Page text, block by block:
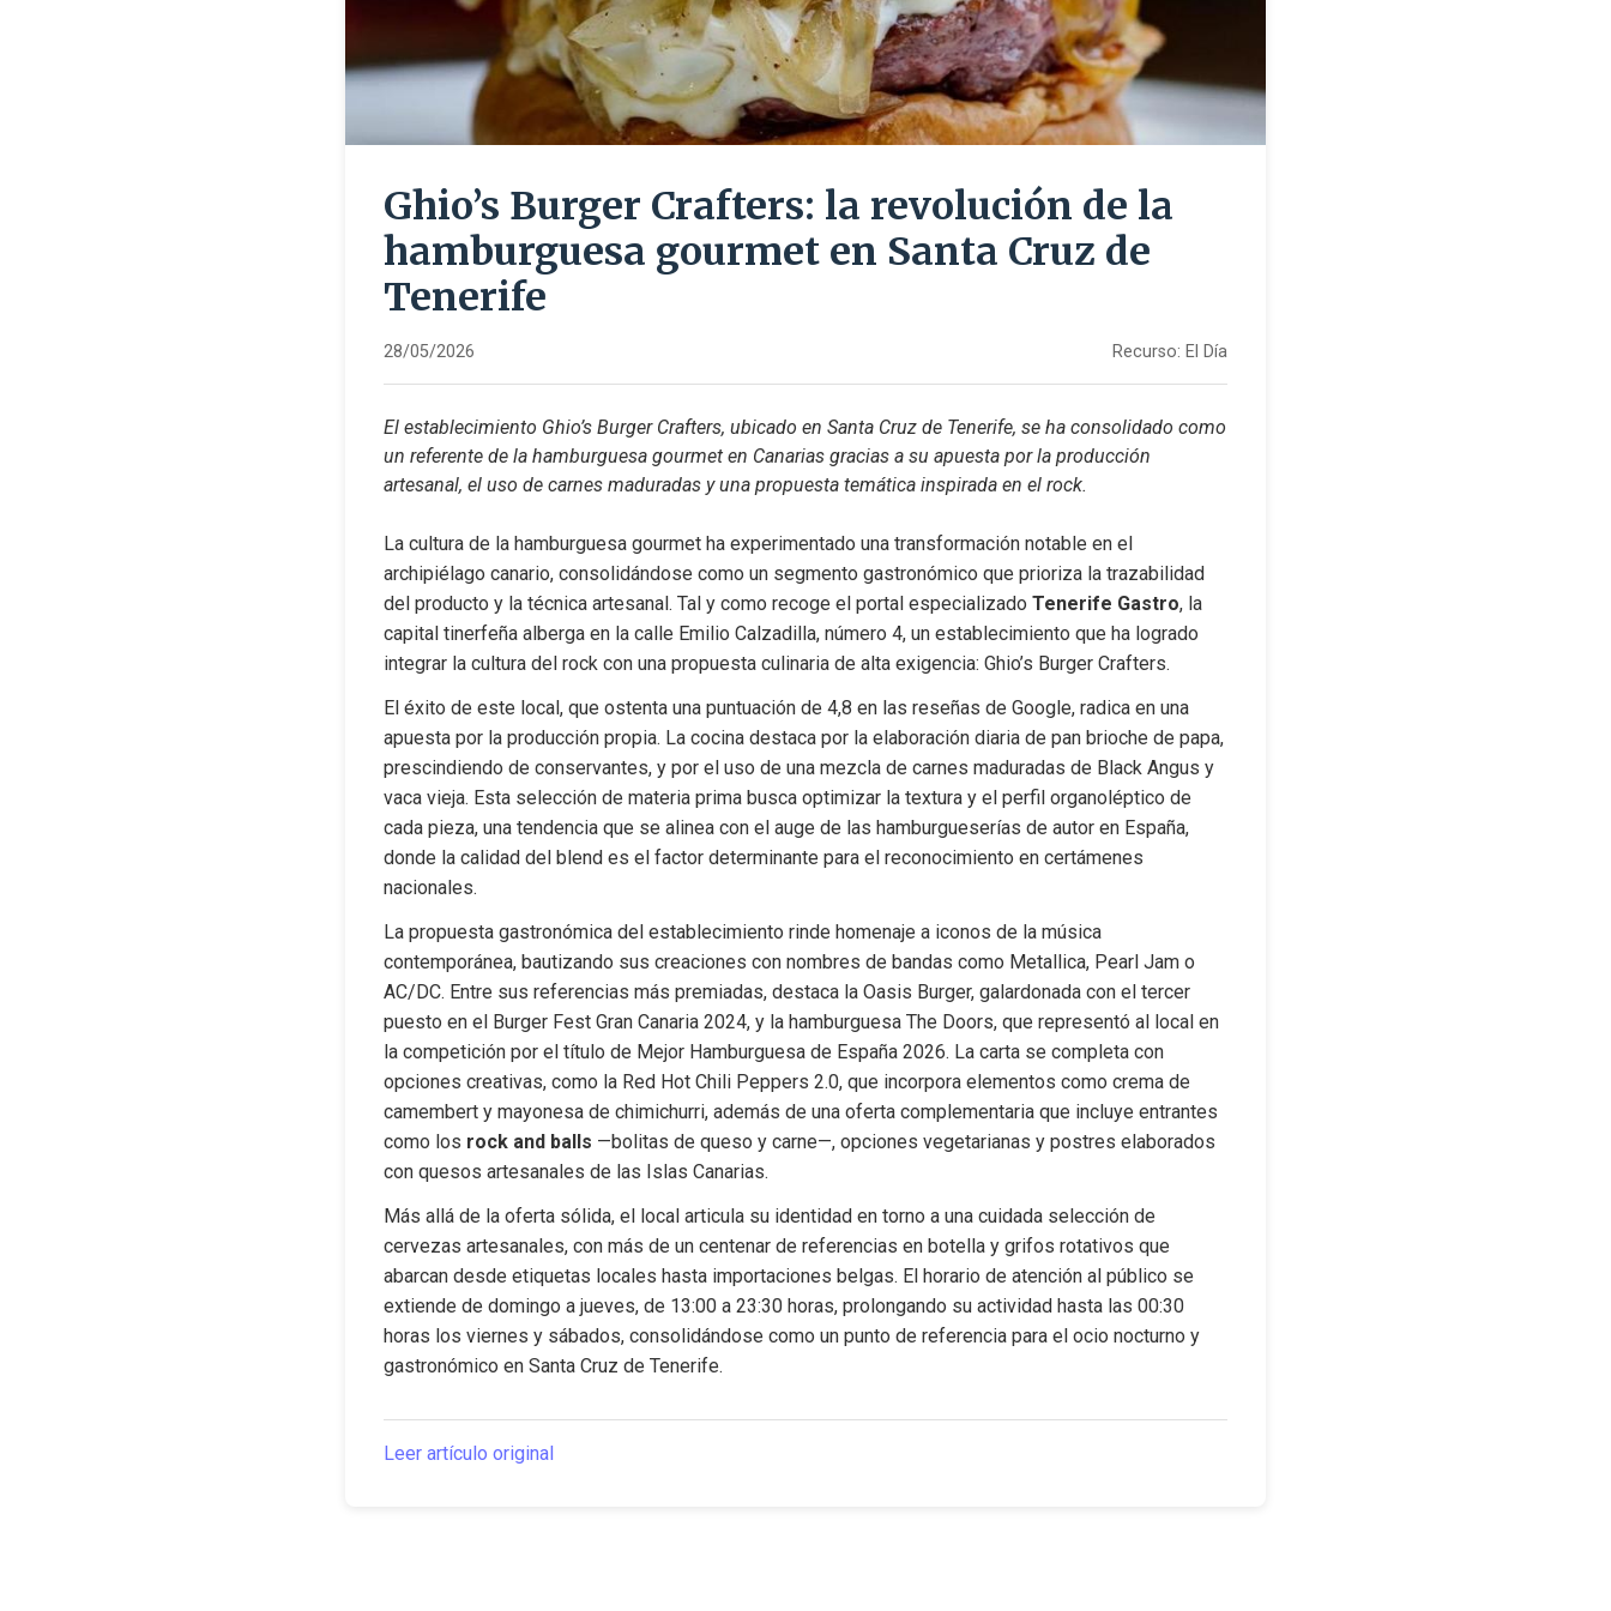
Ghio’s Burger Crafters: la revolución de la
hamburguesa gourmet en Santa Cruz de
Tenerife
28/05/2026 Recurso: El Día
El establecimiento Ghio’s Burger Crafters, ubicado en Santa Cruz de Tenerife, se ha consolidado como
un referente de la hamburguesa gourmet en Canarias gracias a su apuesta por la producción
artesanal, el uso de carnes maduradas y una propuesta temática inspirada en el rock.
La cultura de la hamburguesa gourmet ha experimentado una transformación notable en el
archipiélago canario, consolidándose como un segmento gastronómico que prioriza la trazabilidad
del producto y la técnica artesanal. Tal y como recoge el portal especializado Tenerife Gastro, la
capital tinerfeña alberga en la calle Emilio Calzadilla, número 4, un establecimiento que ha logrado
integrar la cultura del rock con una propuesta culinaria de alta exigencia: Ghio’s Burger Crafters.
El éxito de este local, que ostenta una puntuación de 4,8 en las reseñas de Google, radica en una
apuesta por la producción propia. La cocina destaca por la elaboración diaria de pan brioche de papa,
prescindiendo de conservantes, y por el uso de una mezcla de carnes maduradas de Black Angus y
vaca vieja. Esta selección de materia prima busca optimizar la textura y el perfil organoléptico de
cada pieza, una tendencia que se alinea con el auge de las hamburgueserías de autor en España,
donde la calidad del blend es el factor determinante para el reconocimiento en certámenes
nacionales.
La propuesta gastronómica del establecimiento rinde homenaje a iconos de la música
contemporánea, bautizando sus creaciones con nombres de bandas como Metallica, Pearl Jam o
AC/DC. Entre sus referencias más premiadas, destaca la Oasis Burger, galardonada con el tercer
puesto en el Burger Fest Gran Canaria 2024, y la hamburguesa The Doors, que representó al local en
la competición por el título de Mejor Hamburguesa de España 2026. La carta se completa con
opciones creativas, como la Red Hot Chili Peppers 2.0, que incorpora elementos como crema de
camembert y mayonesa de chimichurri, además de una oferta complementaria que incluye entrantes
como los rock and balls —bolitas de queso y carne—, opciones vegetarianas y postres elaborados
con quesos artesanales de las Islas Canarias.
Más allá de la oferta sólida, el local articula su identidad en torno a una cuidada selección de
cervezas artesanales, con más de un centenar de referencias en botella y grifos rotativos que
abarcan desde etiquetas locales hasta importaciones belgas. El horario de atención al público se
extiende de domingo a jueves, de 13:00 a 23:30 horas, prolongando su actividad hasta las 00:30
horas los viernes y sábados, consolidándose como un punto de referencia para el ocio nocturno y
gastronómico en Santa Cruz de Tenerife.
Leer artículo original